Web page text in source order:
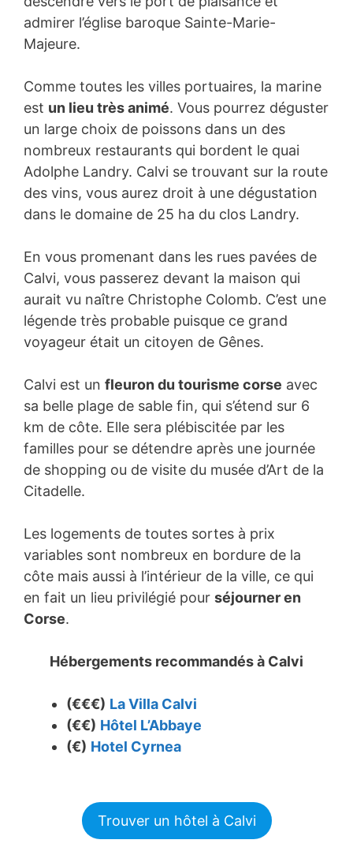
admirer l’église baroque Sainte-Marie-
Majeure.
Comme toutes les villes portuaires, la marine
est un lieu très animé. Vous pourrez déguster
un large choix de poissons dans un des
nombreux restaurants qui bordent le quai
Adolphe Landry. Calvi se trouvant sur la route
des vins, vous aurez droit à une dégustation
dans le domaine de 25 ha du clos Landry.
En vous promenant dans les rues pavées de
Calvi, vous passerez devant la maison qui
aurait vu naître Christophe Colomb. C’est une
légende très probable puisque ce grand
voyageur était un citoyen de Gênes.
Calvi est un fleuron du tourisme corse avec
sa belle plage de sable fin, qui s’étend sur 6
km de côte. Elle sera plébiscitée par les
familles pour se détendre après une journée
de shopping ou de visite du musée d’Art de la
Citadelle.
Les logements de toutes sortes à prix
variables sont nombreux en bordure de la
côte mais aussi à l’intérieur de la ville, ce qui
en fait un lieu privilégié pour séjourner en
Corse.
Hébergements recommandés à Calvi
(€€€) La Villa Calvi
(€€) Hôtel L’Abbaye
(€) Hotel Cyrnea
Trouver un hôtel à Calvi